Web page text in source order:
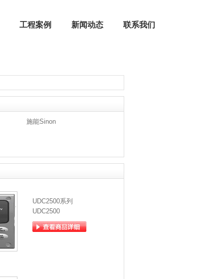
工程案例 新闻动态 联系我们
施能Sinon
UDC2500系列
UDC2500